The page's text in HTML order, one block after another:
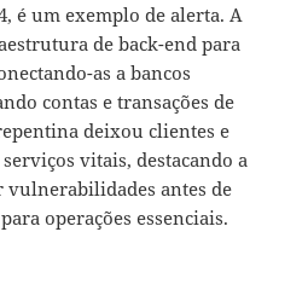
é um exemplo de alerta. A
de back-end para
as a bancos
contas e transações de
deixou clientes e
vitais, destacando a
antes de
operações essenciais.